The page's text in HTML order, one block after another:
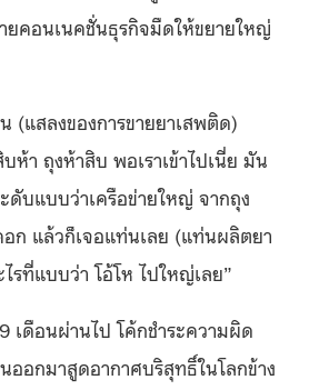
ยคอนเนคชั่นธุรกิจมืดให้ขยายใหญ่
(แสลงของการขายยาเสพติด)
ห้า ถุงห้าสิบ พอเราเข้าไปเนี่ย มัน
ดับแบบว่าเครือข่ายใหญ่ จากถุง
ก แล้วก็เจอแท่นเลย (แท่นผลิตยา
ที่แบบว่า โอ้โห ไปใหญ่เลย”
เดือนผ่านไป โค้กชำระความผิด
ออกมาสูดอากาศบริสุทธิ์ในโลกข้าง